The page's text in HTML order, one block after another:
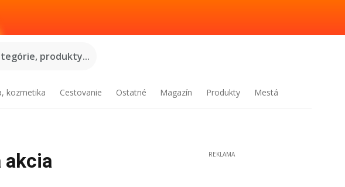
produkty...
kozmetika Cestovanie Ostatné Magazín Produkty Mestá
akcia REKLAMA